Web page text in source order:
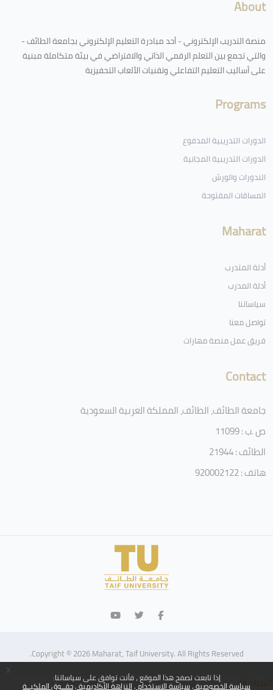
إذا تابعت تصفح هذا الموقع ، فأنت توافق على سياساتنا:
سياسة الخصوصية سياسة الاستخدام النزاهة الأكاديمية حقــوق الملكيــة
x
About
منصة التدريب الإلكتروني - أحد مبادرة التعليم الإلكتروني بجامعة الطائف -
والتي تجمع بين التعلم الرقمي الذاتي والافتراضي في بيئة متكاملة مبنية
على أساليب التعليم التفاعلي وتقنيات الألعاب التحفيزية
Programs
الدورات التدريبية المدفوع
الدورات التدريبية المجانية
الندورات والورش
المساقات المفتوحة
Maharat
أدلة المتدرب
أدلة المدرب
سياساتنا
تواصل معنا
فريق عمل منصة مهارات
Contact
جامعة الطائف، الطائف، المملكة العربية السعودية
ص .ب : 11099
الطائف : 21944
هاتف : 920002122
Copyright © 2026 Maharat, Taif University. All Rights Reserved.
السياسات